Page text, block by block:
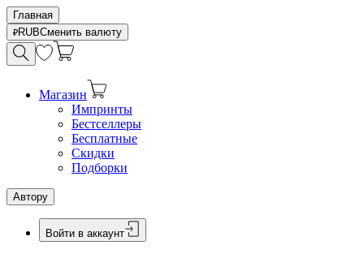
Главная
RUBСменить валюту
Магазин
Импринты
Бестселлеры
Бесплатные
Скидки
Подборки
Автору
Войти в аккаунт